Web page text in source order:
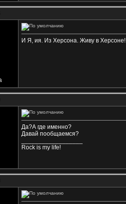
И Я, ия. Из Херсона. Живу в
Да?А где именно?
Давай пообщаемся?
Rock is my life!